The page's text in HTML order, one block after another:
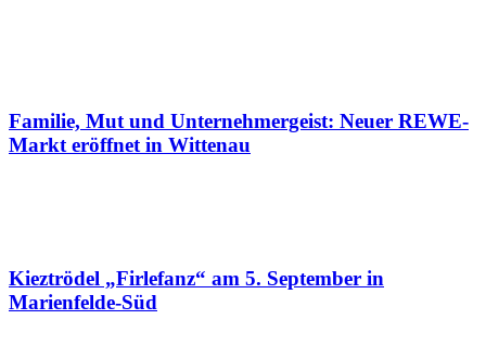
Familie, Mut und Unternehmergeist: Neuer REWE-
Markt eröffnet in Wittenau
Kieztrödel „Firlefanz“ am 5. September in
Marienfelde-Süd